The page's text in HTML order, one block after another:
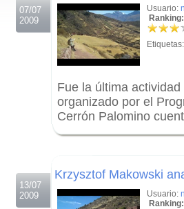
07/07
2009
Usuario:
Etiquetas:
Fue la última
organizado por el
Cerrón Palomino
13/07
2009
Krzysztof Makowski
Usuario: